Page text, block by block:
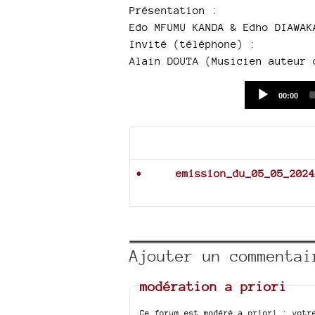
Présentation :
Edo MFUMU KANDA & Edho
Invité (téléphone) :
Alain DOUTA (Musicien auteur
Current
00:00
Ajouter un
modération a priori
Ce forum est modéré a priori :